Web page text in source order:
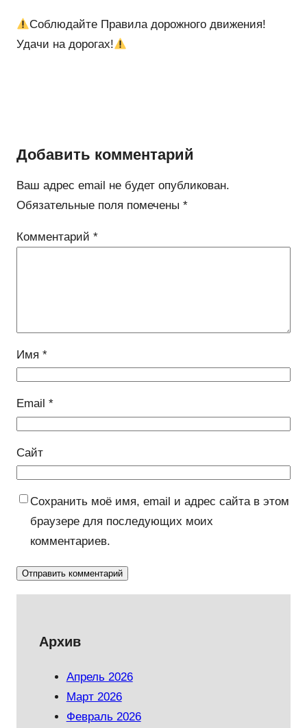
Соблюдайте Правила дорожного движения!
Удачи на дорогах!
Добавить комментарий
Ваш адрес email не будет опубликован.
Обязательные поля помечены *
Комментарий *
Имя *
Email *
Сайт
Сохранить моё имя, email и адрес сайта в этом
браузере для последующих моих
комментариев.
Архив
Апрель 2026
Март 2026
Февраль 2026